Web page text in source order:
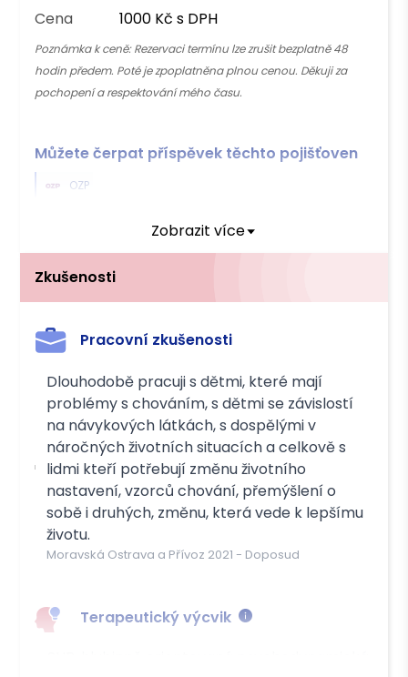
Cena
1000 Kč s DPH
Poznámka k ceně:Rezervaci termínu lze zrušit bezplatně 48
hodin předem. Poté je zpoplatněna plnou cenou. Děkuji za
pochopení a respektování mého času.
Můžete čerpat příspěvek těchto pojišťoven
OZP
Hotově Převodem
Zobrazit více
Zkušenosti
Pracovní zkušenosti
Dlouhodobě pracuji s dětmi, které mají
problémy s chováním, s dětmi se závislostí
na návykových látkách, s dospělými v
náročných životních situacích a celkově s
lidmi kteří potřebují změnu životního
nastavení, vzorců chování, přemýšlení o
sobě i druhých, změnu, která vede k lepšímu
životu.
Moravská Ostrava a Přívoz 2021 - Doposud
Terapeutický výcvik